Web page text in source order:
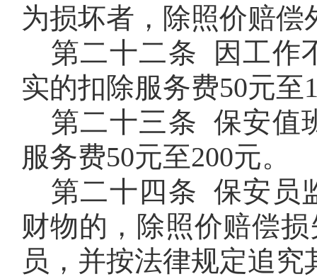
为损坏者，除照价赔偿
第二十二条 因工作
实的扣除服务费50元至
第二十三条 保安值
服务费50元至200元。
第二十四条 保安员
财物的，除照价赔偿
员，并按法律规定追